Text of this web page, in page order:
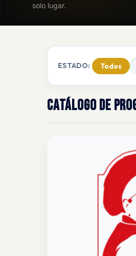
solo lugar.
ESTADO: Todos
CATÁLOGO DE